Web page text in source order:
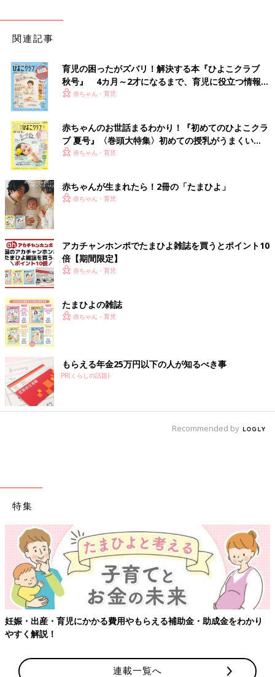
関連記事
育児の困ったがズバリ！解決する本『ひよこクラブ
秋号』 4カ月～2才になるまで、育児に役立つ情報が
いっぱい！
赤ちゃん・育児
赤ちゃんのお世話まるわかり！『初めてのひよこクラ
ブ 夏号』〈巻頭大特集〉初めての授乳がうまくい
く！ おっぱい・ミルクの基本と夏のトラブル 解決テ
赤ちゃん・育児
赤ちゃんが生まれたら！2冊の「たまひよ」
赤ちゃん・育児
アカチャンホンポでたまひよ雑誌を買うとポイント10
倍【期間限定】
赤ちゃん・育児
たまひよの雑誌
赤ちゃん・育児
もらえる年金25万円以下の人が知るべき事
PR(くらしの話題)
Recommended by
特集
【ワクチン接種できるものも】妊婦の感染症対策、知っておいて！
連載一覧へ